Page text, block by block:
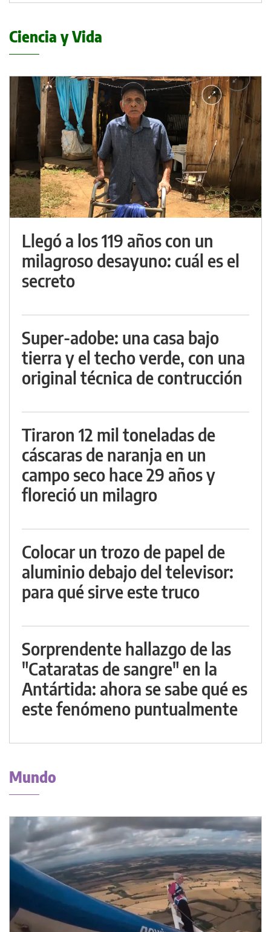
Ciencia y Vida
Llegó a los 119 años con un
milagroso desayuno: cuál es el
secreto
Super-adobe: una casa bajo
tierra y el techo verde, con una
original técnica de contrucción
Tiraron 12 mil toneladas de
cáscaras de naranja en un
campo seco hace 29 años y
floreció un milagro
Colocar un trozo de papel de
aluminio debajo del televisor:
para qué sirve este truco
Sorprendente hallazgo de las
"Cataratas de sangre" en la
Antártida: ahora se sabe qué es
este fenómeno puntualmente
Mundo